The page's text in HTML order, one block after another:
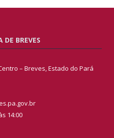
DE BREVES
– Breves, Estado do Pará
14:00